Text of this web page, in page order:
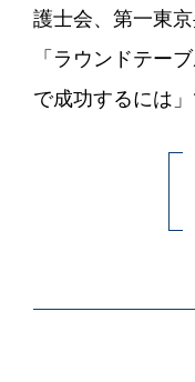
護士会、第一東
「ラウンドテー
で成功するには